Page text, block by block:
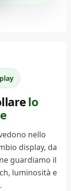
lo
nello
display, da
guardiamo il
luminosità e